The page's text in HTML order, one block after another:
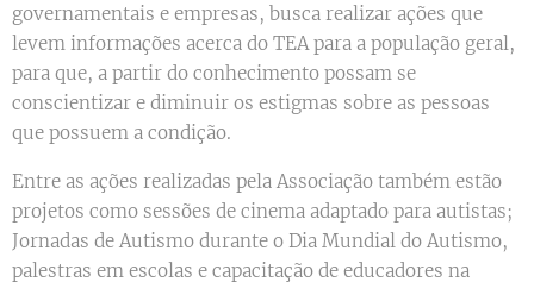
governamentais e empresas, busca realizar ações que
levem informações acerca do TEA para a população geral,
para que, a partir do conhecimento possam se
conscientizar e diminuir os estigmas sobre as pessoas
que possuem a condição.
Entre as ações realizadas pela Associação também estão
projetos como sessões de cinema adaptado para autistas;
Jornadas de Autismo durante o Dia Mundial do Autismo,
palestras em escolas e capacitação de educadores na